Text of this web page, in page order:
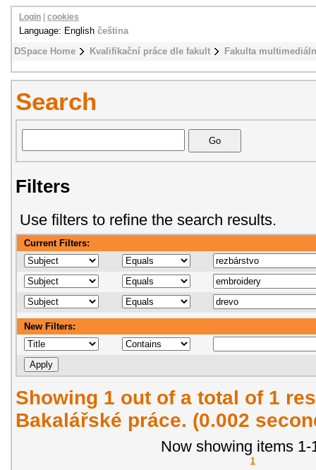
DSpace Home Kvalifikační práce dle fakult Fakulta
Login cookies
Language: English čeština
Search
Filters
Use filters to refine the search results.
Current Filters:
New Filters:
Showing 1 out of a total of 1
Bakalářské práce. (0.002
Now showing items 1-
1